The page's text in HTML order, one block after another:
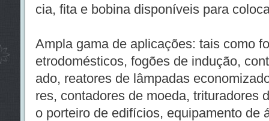
cia, fita e bobina disponíveis para
Ampla gama de aplicações: tais como
etrodomésticos, fogões de indução,
ado, reatores de lâmpadas
res, contadores de moeda, trituradores
o porteiro de edifícios, equipamento de